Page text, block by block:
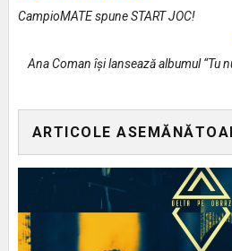
CampioMATE spune START JOC!
Ana Coman își lansează albumul “Tu
ARTICOLE